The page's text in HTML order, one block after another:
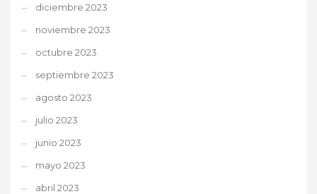
diciembre 2023
noviembre 2023
octubre 2023
septiembre 2023
agosto 2023
julio 2023
junio 2023
mayo 2023
abril 2023